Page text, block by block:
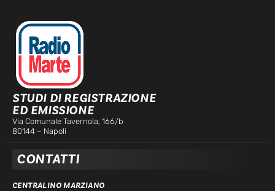
STUDI DI REGISTRAZIONE
ED EMISSIONE
Via Comunale Tavernola, 166/b
80144 – Napoli
CONTATTI
CENTRALINO MARZIANO